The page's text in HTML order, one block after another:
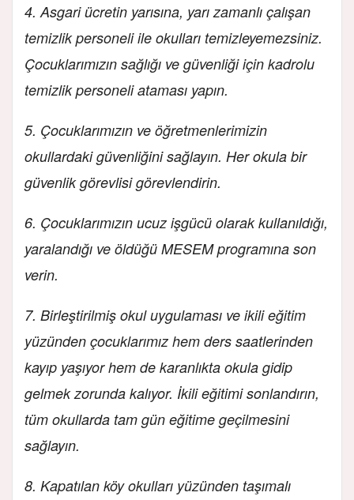
4. Asgari ücretin yarısına, yarı zamanlı çalışan
temizlik personeli ile okulları temizleyemezsiniz.
Çocuklarımızın sağlığı ve güvenliği için kadrolu
temizlik personeli ataması yapın.
5. Çocuklarımızın ve öğretmenlerimizin
okullardaki güvenliğini sağlayın. Her okula bir
güvenlik görevlisi görevlendirin.
6. Çocuklarımızın ucuz işgücü olarak kullanıldığı,
yaralandığı ve öldüğü MESEM programına son
verin.
7. Birleştirilmiş okul uygulaması ve ikili eğitim
yüzünden çocuklarımız hem ders saatlerinden
kayıp yaşıyor hem de karanlıkta okula gidip
gelmek zorunda kalıyor. İkili eğitimi sonlandırın,
tüm okullarda tam gün eğitime geçilmesini
sağlayın.
8. Kapatılan köy okulları yüzünden taşımalı